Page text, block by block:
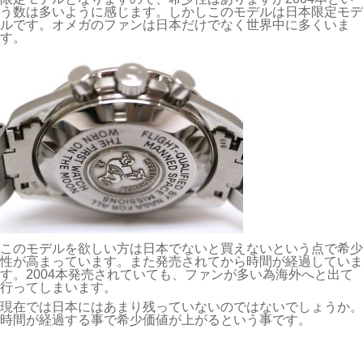
う数は多いように感じます。しかしこのモデルは日本限定モデ
ルです。オメガのファンは日本だけでなく世界中に多くいま
す。
このモデルを欲しい方は日本でないと買えないという点で希少
性が高まっています。また発売されてから時間が経過していま
す。2004本発売されていても、ファンが多い為海外へと出て
行ってしまいます。
現在では日本にはあまり残っていないのではないでしょうか。
時間が経過する事で希少価値が上がるという事です。